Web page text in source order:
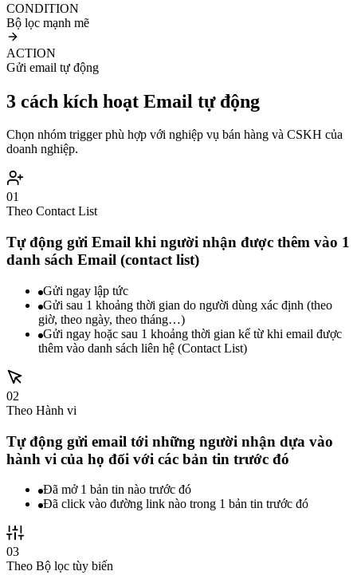
CONDITION
Bộ lọc mạnh mẽ
ACTION
Gửi email tự động
3 cách kích hoạt Email tự động
Chọn nhóm trigger phù hợp với nghiệp vụ bán hàng và CSKH của
doanh nghiệp.
01
Theo Contact List
Tự động gửi Email khi người nhận được thêm vào 1
danh sách Email (contact list)
Gửi ngay lập tức
Gửi sau 1 khoảng thời gian do người dùng xác định (theo
giờ, theo ngày, theo tháng…)
Gửi ngay hoặc sau 1 khoảng thời gian kể từ khi email được
thêm vào danh sách liên hệ (Contact List)
02
Theo Hành vi
Tự động gửi email tới những người nhận dựa vào
hành vi của họ đối với các bản tin trước đó
Đã mở 1 bản tin nào trước đó
Đã click vào đường link nào trong 1 bản tin trước đó
03
Theo Bộ lọc tùy biến